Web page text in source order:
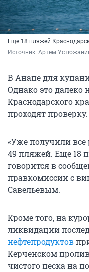
Еще 18 пляжей
Источник: Артем
В Анапе для
Однако это далеко
Краснодарского
проходят проверку.
«Уже получили
49 пляжей. Еще 18
говорится в
правкомиссии с
Савельевым.
Кроме того, на
ликвидации
нефтепродуктов
Керченском
чистого песка на